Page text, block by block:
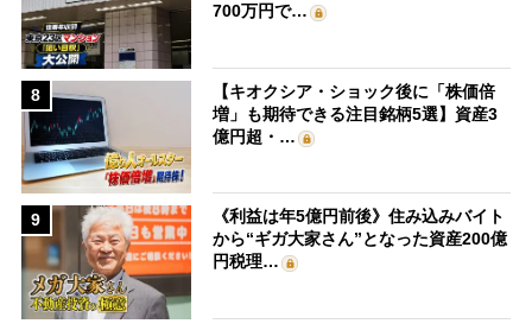
700万円で…
8
【キオクシア・ショック後に「株価倍
増」も期待できる注目銘柄5選】資産3
億円超・…
9
《利益は年5億円前後》住み込みバイト
から“ギガ大家さん”となった資産200億
円税理…